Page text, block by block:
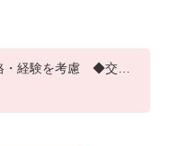
経験を考慮 ◆交通